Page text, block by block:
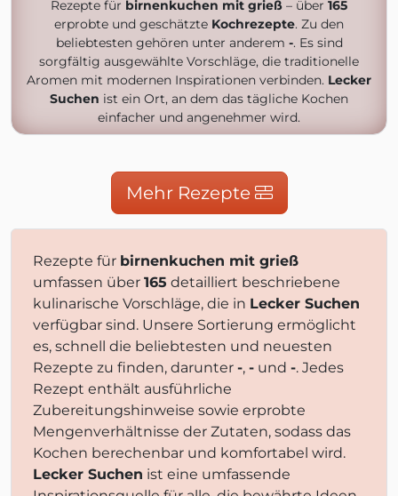
Rezepte für birnenkuchen mit grieß – über 165
erprobte und geschätzte Kochrezepte. Zu den
beliebtesten gehören unter anderem -. Es sind
sorgfältig ausgewählte Vorschläge, die traditionelle
Aromen mit modernen Inspirationen verbinden. Lecker
Suchen ist ein Ort, an dem das tägliche Kochen
einfacher und angenehmer wird.
Mehr Rezepte
Rezepte für birnenkuchen mit grieß
umfassen über 165 detailliert beschriebene
kulinarische Vorschläge, die in Lecker Suchen
verfügbar sind. Unsere Sortierung ermöglicht
es, schnell die beliebtesten und neuesten
Rezepte zu finden, darunter -, - und -. Jedes
Rezept enthält ausführliche
Zubereitungshinweise sowie erprobte
Mengenverhältnisse der Zutaten, sodass das
Kochen berechenbar und komfortabel wird.
Lecker Suchen ist eine umfassende